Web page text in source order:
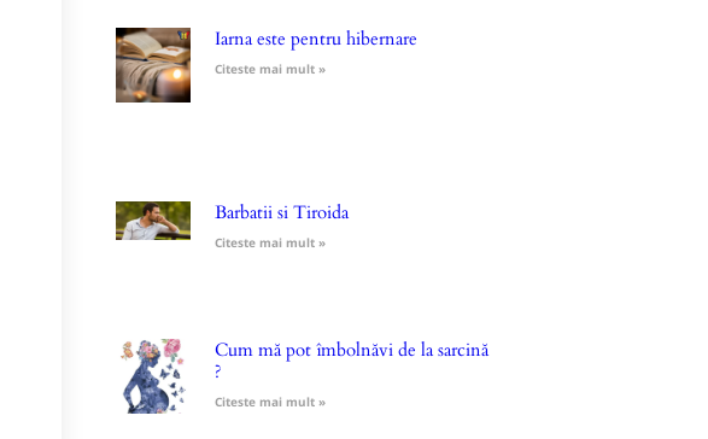
Iarna este pentru hibernare
Citeste mai mult »
Barbatii si Tiroida
Citeste mai mult »
Cum mă pot îmbolnăvi de la sarcină
?
Citeste mai mult »